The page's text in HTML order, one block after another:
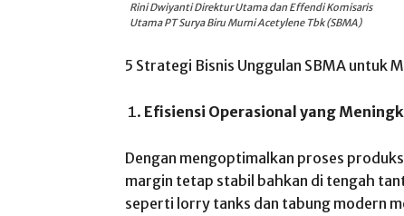
Rini Dwiyanti Direktur Utama dan Effendi Komisaris
Utama PT Surya Biru Murni Acetylene Tbk (SBMA)
5 Strategi Bisnis Unggulan SBMA untuk
Efisiensi Operasional yang
Dengan mengoptimalkan proses
margin tetap stabil bahkan di tengah
seperti lorry tanks dan tabung modern